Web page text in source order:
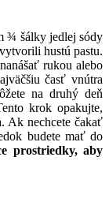
¾ šálky jedlej sódy
hustú pastu.
rukou alebo
časť vnútra
na druhý deň
krok opakujte,
Ak nechcete čakať
budete mať do
prostriedky, aby